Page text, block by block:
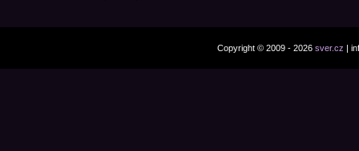
Copyright © 2009 - 2026 sver.cz |